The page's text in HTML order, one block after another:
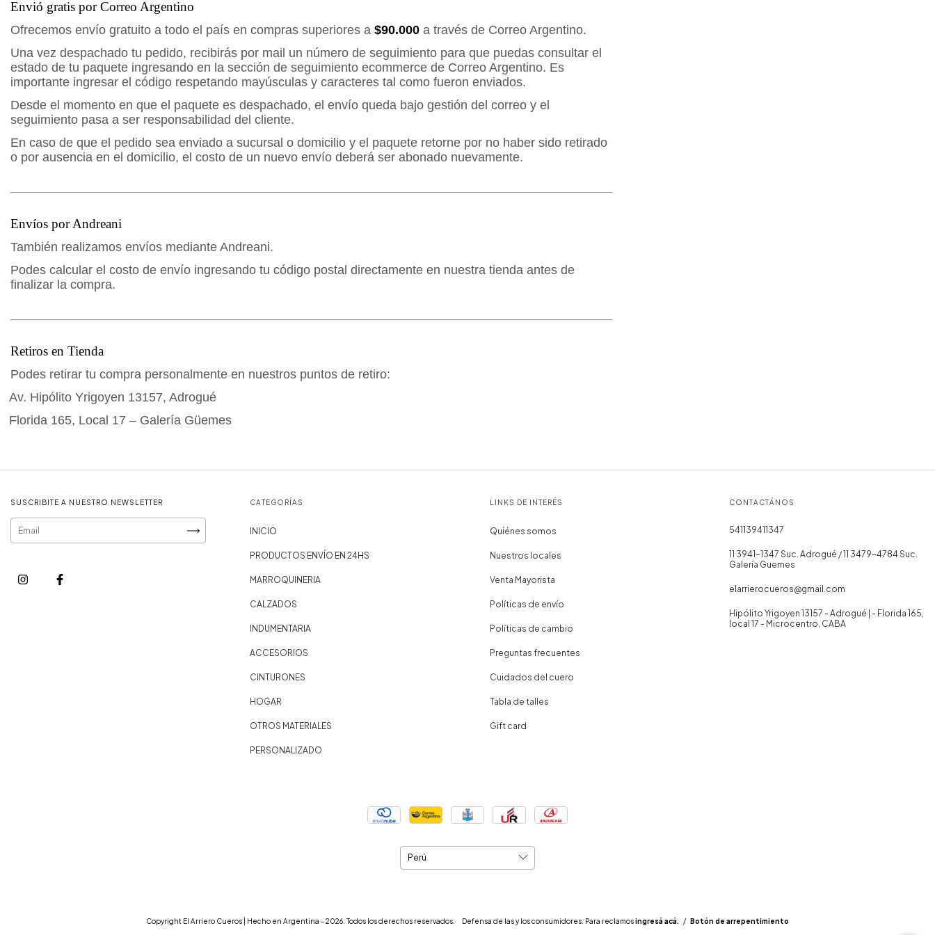
Envió gratis por Correo Argentino
Ofrecemos envío gratuito a todo el país en compras superiores a $90.000 a través de Correo Argentino.
Una vez despachado tu pedido, recibirás por mail un número de seguimiento para que puedas consultar el
estado de tu paquete ingresando en la sección de seguimiento ecommerce de Correo Argentino. Es
importante ingresar el código respetando mayúsculas y caracteres tal como fueron enviados.
Desde el momento en que el paquete es despachado, el envío queda bajo gestión del correo y el
seguimiento pasa a ser responsabilidad del cliente.
En caso de que el pedido sea enviado a sucursal o domicilio y el paquete retorne por no haber sido retirado
o por ausencia en el domicilio, el costo de un nuevo envío deberá ser abonado nuevamente.
Envíos por Andreani
También realizamos envíos mediante Andreani.
Podes calcular el costo de envío ingresando tu código postal directamente en nuestra tienda antes de
finalizar la compra.
Retiros en Tienda
Podes retirar tu compra personalmente en nuestros puntos de retiro:
Av. Hipólito Yrigoyen 13157, Adrogué
Florida 165, Local 17 – Galería Güemes
SUSCRIBITE A NUESTRO NEWSLETTER CATEGORÍAS
INICIO
PRODUCTOS ENVÍO EN 24HS
MARROQUINERIA
CALZADOS
INDUMENTARIA
ACCESORIOS
CINTURONES
HOGAR
OTROS MATERIALES
PERSONALIZADO
LINKS DE INTERÉS
Quiénes somos
Nuestros locales
Venta Mayorista
Políticas de envío
Políticas de cambio
Preguntas frecuentes
Cuidados del cuero
Tabla de talles
Gift card
CONTACTÁNOS
541139411347
11 3941-1347 Suc. Adrogué / 11 3479-4784 Suc.
Galería Guemes
elarrierocueros@gmail.com
Hipólito Yrigoyen 13157 - Adrogué | - Florida 165,
local 17 - Microcentro, CABA
Copyright El Arriero Cueros | Hecho en Argentina - 2026. Todos los derechos reservados. Defensa de las y los consumidores. Para reclamosingresá acá. / Botón de arrepentimiento